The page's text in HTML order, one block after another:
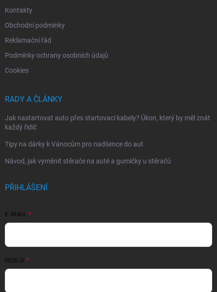
Kontakty
Obchodní podmínky
Reklamační řád
Podmínky ochrany osobních údajů
Cookies
RADY A ČLÁNKY
Jak nastartovat auto přes startovací kabely? Úkon, který by měl znát
každý řidič
Tipy na dárky k Vánocům pro nadšence do aut
Návod, jak vyměnit stěrače na autě a gumičky u stěračů
PŘIHLÁŠENÍ
E-MAIL
HESLO